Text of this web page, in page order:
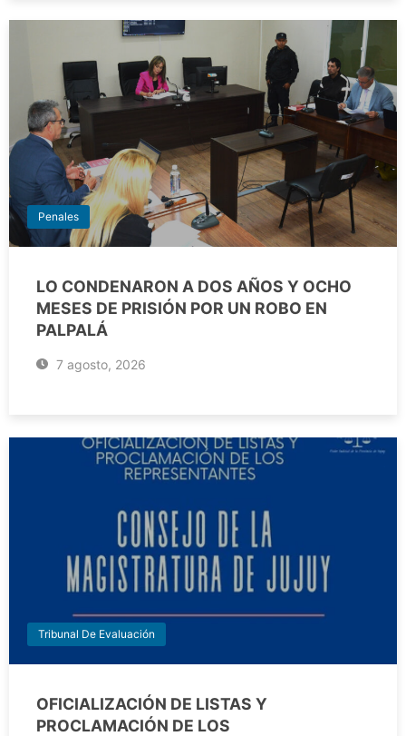
Penales
LO CONDENARON A DOS AÑOS Y OCHO
MESES DE PRISIÓN POR UN ROBO EN
PALPALÁ
7 agosto, 2026
Tribunal De Evaluación
OFICIALIZACIÓN DE LISTAS Y
PROCLAMACIÓN DE LOS